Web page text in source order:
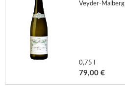
Veyder-
0,75 l
79,00 €